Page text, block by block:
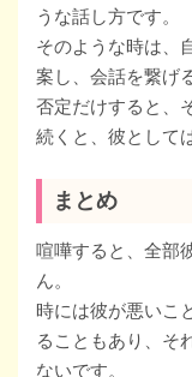
うな話し方です。
そのような時は、
案し、会話を繋げ
否定だけすると、
続くと、彼として
まとめ
喧嘩すると、全部
ん。
時には彼が悪いこ
ることもあり、そ
ないです。